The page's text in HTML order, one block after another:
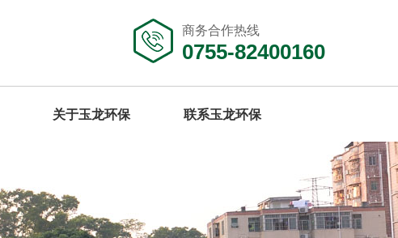
商务合作热线
0755-82400160
关于玉龙环保 联系玉龙环保